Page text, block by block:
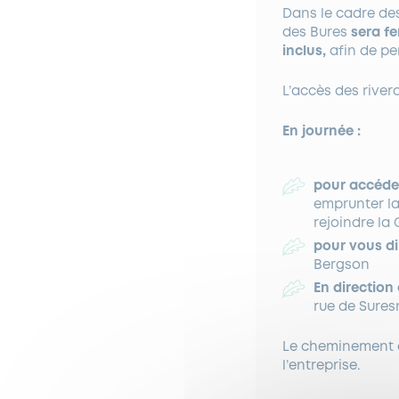
Dans le cadre
des Bures sera
inclus,afin de
L’accès des
En journée :
pour
emprunter
rejoindre la
pour vous
Bergson
En
rue de
Le
l’entreprise.